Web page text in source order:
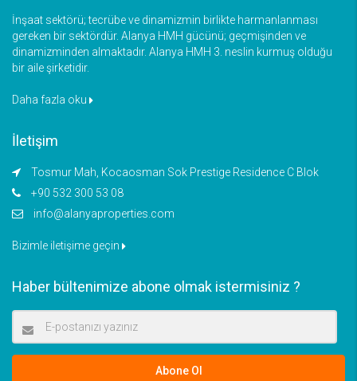
İnşaat sektörü; tecrübe ve dinamizmin birlikte harmanlanması
gereken bir sektördür. Alanya HMH gücünü; geçmişinden ve
dinamizminden almaktadır. Alanya HMH 3. neslin kurmuş olduğu
bir aile şirketidir.
Daha fazla oku
İletişim
Tosmur Mah, Kocaosman Sok Prestige Residence C Blok
+90 532 300 53 08
info@alanyaproperties.com
Bizimle iletişime geçin
Haber bültenimize abone olmak istermisiniz ?
Abone Ol